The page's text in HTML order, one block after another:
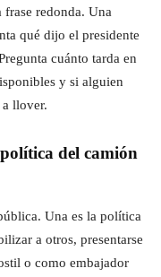
frase redonda. Una
qué dijo el presidente
cuánto tarda en
y si alguien
a llover.
del camión
Una es la política
a otros, presentarse
o como embajador